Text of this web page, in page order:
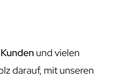
und vielen
darauf, mit unseren